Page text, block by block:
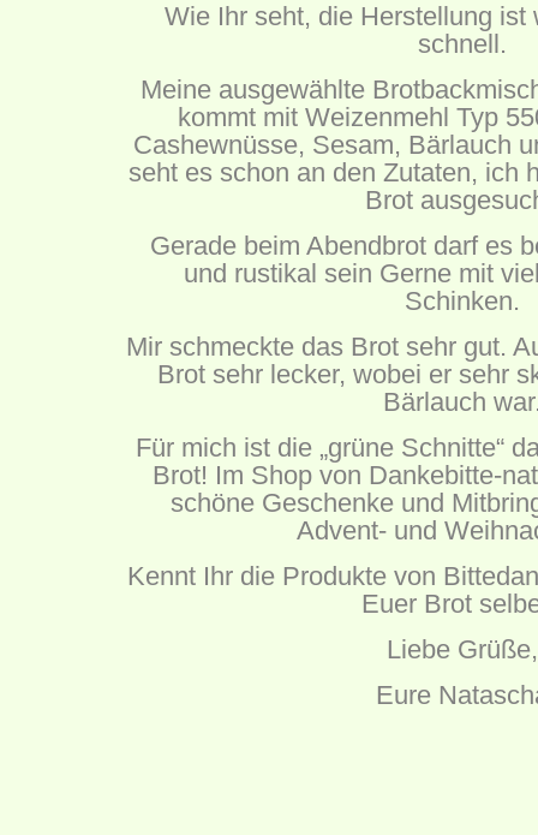
Wie Ihr seht, die Herstellung ist
schnell.
Meine ausgewählte
kommt mit Weizenmehl Typ
Cashewnüsse, Sesam, Bärlauch
seht es schon an den Zutaten, ich
Brot
Gerade beim Abendbrot darf es
und rustikal sein Gerne mit
Schinken.
Mir schmeckte das Brot sehr gut.
Brot sehr lecker, wobei er sehr
Bärlauch
Für mich ist die „grüne Schnitte“
Brot! Im Shop von Dankebitte-
schöne Geschenke und
Advent- und
Kennt Ihr die Produkte von
Euer Brot
Liebe Grüße,
Eure